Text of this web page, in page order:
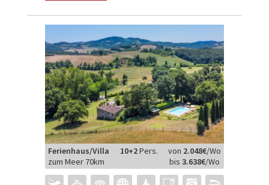
Ferienhaus/Villa 10+2Pers. von 2.048€/Wo
bis 3.638€/Wo
zum Meer 70km